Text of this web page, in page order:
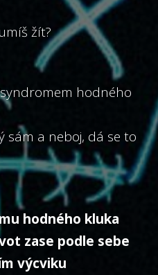
žít?
hodného
sám a neboj, dá se to
hodného kluka
zase podle sebe
výcviku